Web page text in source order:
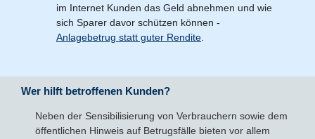
im Internet Kunden das Geld abnehmen und wie
sich Sparer davor schützen können -
Anlagebetrug statt guter Rendite
Wer hilft betroffenen Kunden?
Neben der Sensibilisierung von Verbrauchern sowie dem
öffentlichen Hinweis auf Betrugsfälle bieten vor allem